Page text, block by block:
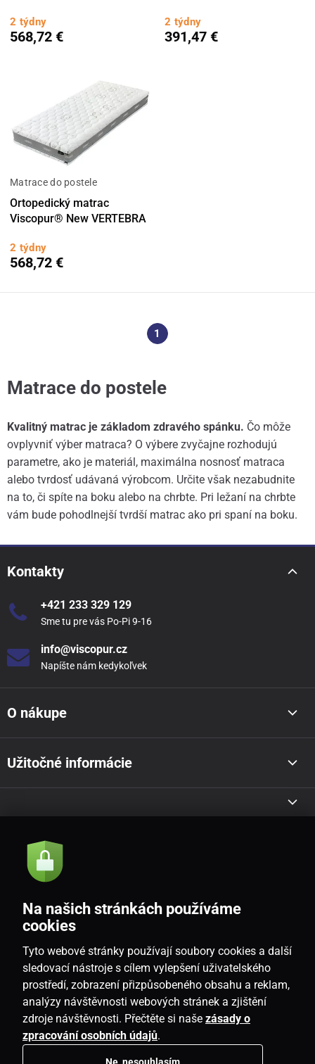
2 týdny
568,72 €
2 týdny
391,47 €
Matrace do postele
Ortopedický matrac
Viscopur® New VERTEBRA
2 týdny
568,72 €
1
Matrace do postele
Kvalitný matrac je základom zdravého spánku. Čo môže
ovplyvniť výber matraca? O výbere zvyčajne rozhodujú
parametre, ako je materiál, maximálna nosnosť matraca
alebo tvrdosť udávaná výrobcom. Určite však nezabudnite
na to, či spíte na boku alebo na chrbte. Pri ležaní na chrbte
vám bude pohodlnejší tvrdší matrac ako pri spaní na boku.
Kontakty
+421 233 329 129
Sme tu pre vás Po-Pi 9-16
info@viscopur.cz
Napíšte nám kedykoľvek
O nákupe
Užitočné informácie
Akcie a novinky e-mailom
Souhlasím sezásadami zpracování osobních údajů
SK
Na našich stránkách používáme
cookies
Tyto webové stránky používají soubory cookies a další
sledovací nástroje s cílem vylepšení uživatelského
prostředí, zobrazení přizpůsobeného obsahu a reklam,
analýzy návštěvnosti webových stránek a zjištění
zdroje návštěvnosti. Přečtěte si naše zásady o
zpracování osobních údajů.